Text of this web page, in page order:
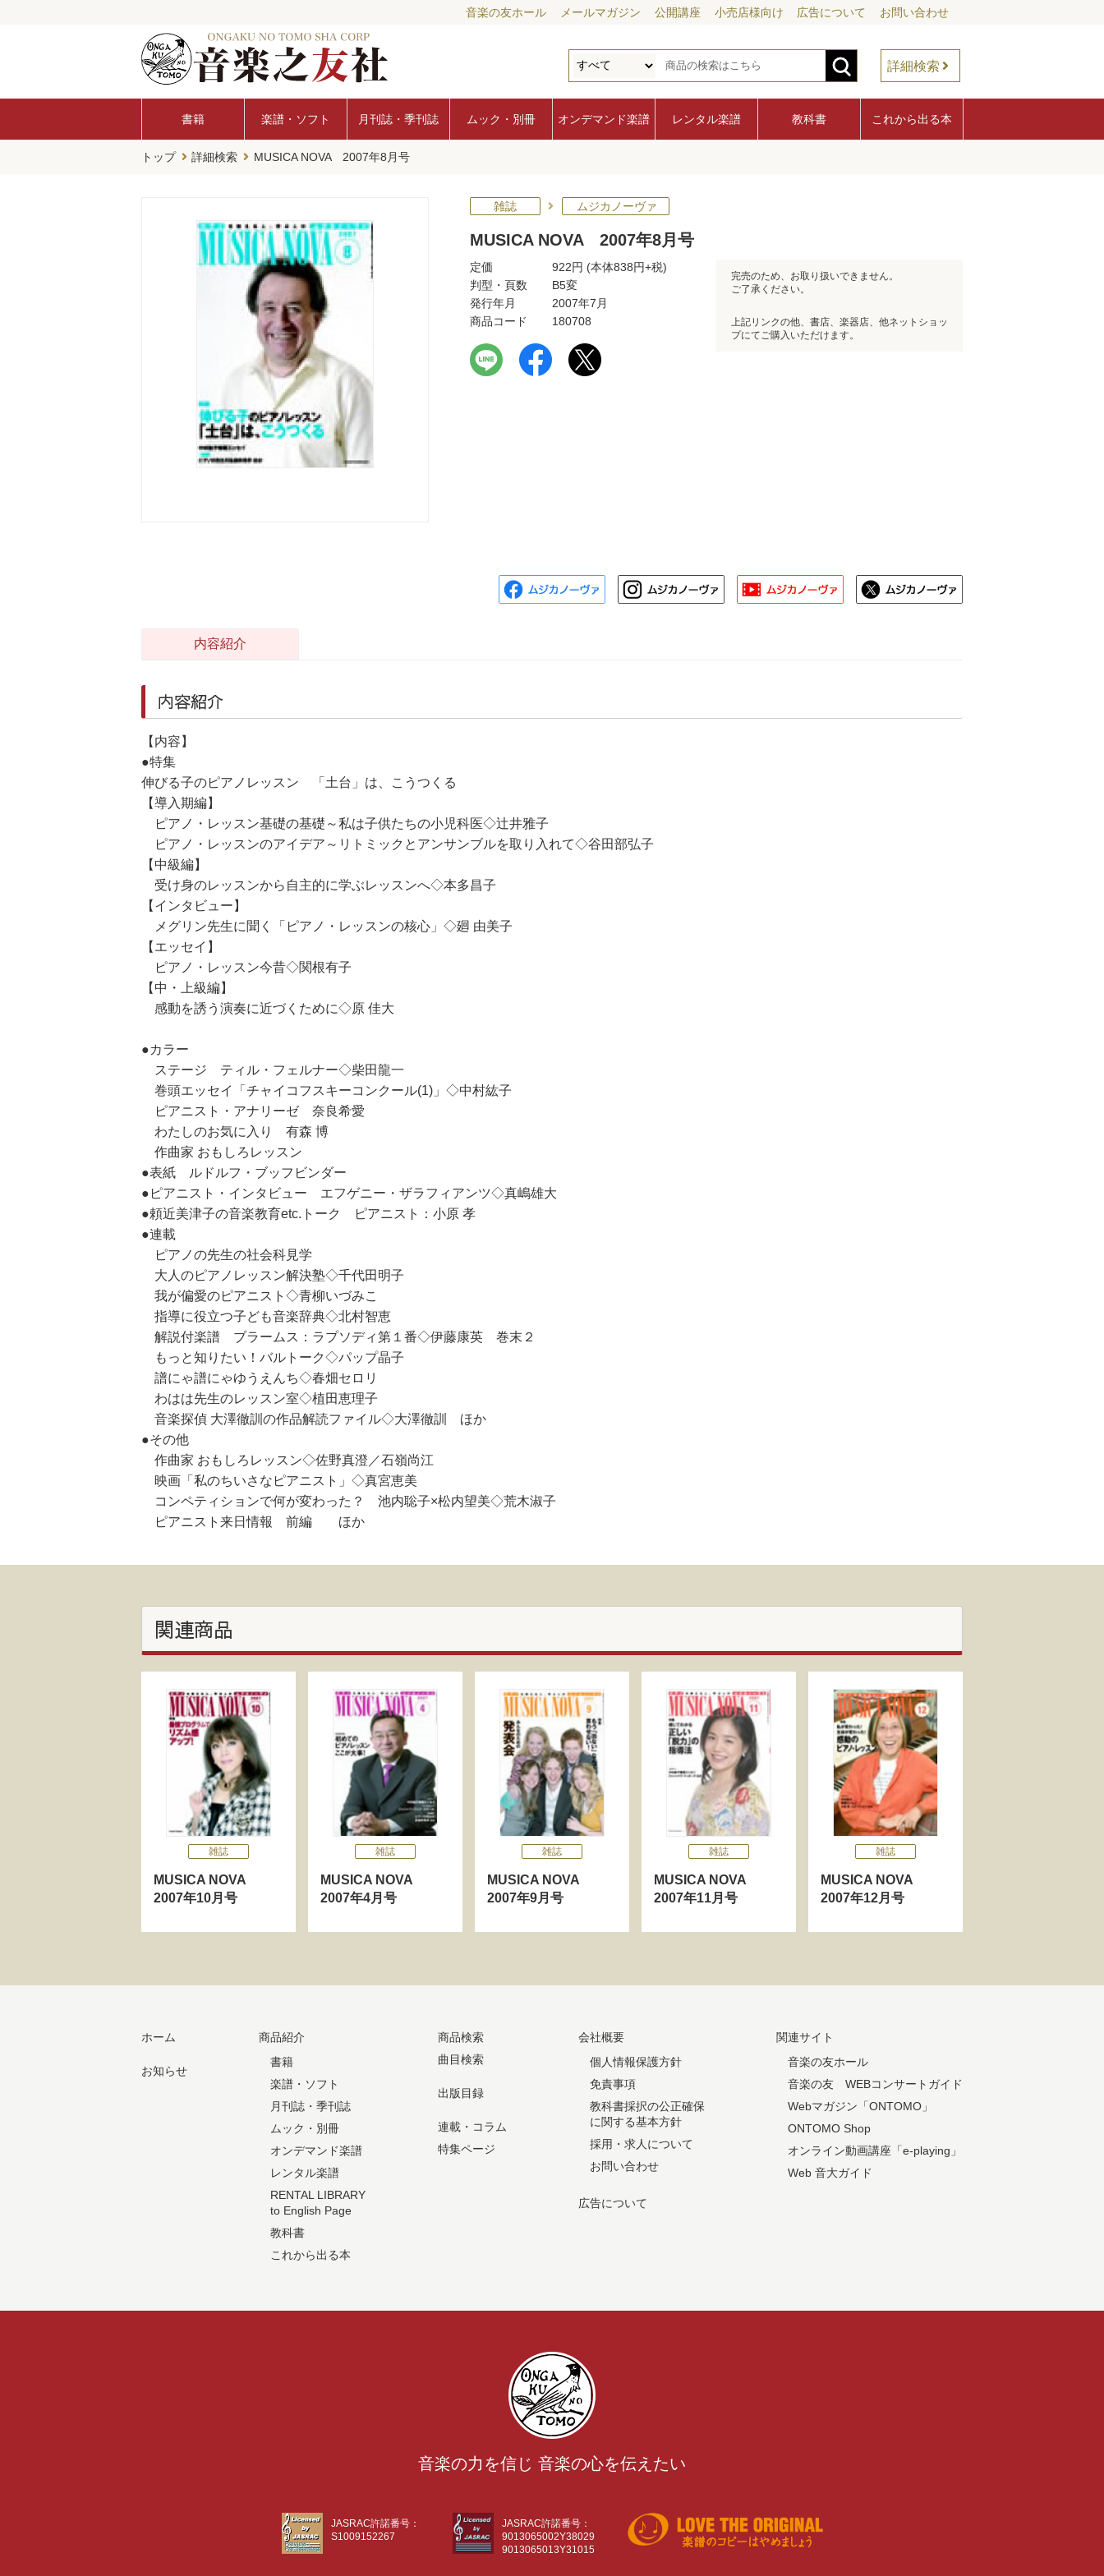
音楽の友ホール メールマガジン 公開講座 小売店様向け 広告について お問い合わせ
詳細検索
書籍 楽譜・ソフト 月刊誌・季刊誌 ムック・別冊 オンデマンド楽譜 レンタル楽譜 教科書 これから出る本
トップ 詳細検索 MUSICA NOVA 2007年8月号
雑誌 ムジカノーヴァ
MUSICA NOVA 2007年8月号
定価 922円 (本体838円+税)
判型・頁数
B5変
発行年月
2007年7月
商品コード
180708
完売のため、お取り扱いできません。
ご了承ください。
上記リンクの他、書店、楽器店、他ネットショッ
プにてご購入いただけます。
内容紹介
内容紹介
【内容】
●特集
伸びる子のピアノレッスン 「土台」は、こうつくる
【導入期編】
ピアノ・レッスン基礎の基礎～私は子供たちの小児科医◇辻井雅子
ピアノ・レッスンのアイデア～リトミックとアンサンブルを取り入れて◇谷田部弘子
【中級編】
受け身のレッスンから自主的に学ぶレッスンへ◇本多昌子
【インタビュー】
メグリン先生に聞く「ピアノ・レッスンの核心」◇廻 由美子
【エッセイ】
ピアノ・レッスン今昔◇関根有子
【中・上級編】
感動を誘う演奏に近づくために◇原 佳大
●カラー
ステージ ティル・フェルナー◇柴田龍一
巻頭エッセイ「チャイコフスキーコンクール(1)」◇中村紘子
ピアニスト・アナリーゼ 奈良希愛
わたしのお気に入り 有森 博
作曲家 おもしろレッスン
●表紙 ルドルフ・ブッフビンダー
●ピアニスト・インタビュー エフゲニー・ザラフィアンツ◇真嶋雄大
●頼近美津子の音楽教育etc.トーク ピアニスト：小原 孝
●連載
ピアノの先生の社会科見学
大人のピアノレッスン解決塾◇千代田明子
我が偏愛のピアニスト◇青柳いづみこ
指導に役立つ子ども音楽辞典◇北村智恵
解説付楽譜 ブラームス：ラプソディ第１番◇伊藤康英 巻末２
もっと知りたい！バルトーク◇パップ晶子
譜にゃ譜にゃゆうえんち◇春畑セロリ
わはは先生のレッスン室◇植田恵理子
音楽探偵 大澤徹訓の作品解読ファイル◇大澤徹訓 ほか
●その他
作曲家 おもしろレッスン◇佐野真澄／石嶺尚江
映画「私のちいさなピアニスト」◇真宮恵美
コンペティションで何が変わった？ 池内聡子×松内望美◇荒木淑子
ピアニスト来日情報 前編 ほか
関連商品
雑誌
MUSICA NOVA
2007年10月号
雑誌
MUSICA NOVA
2007年4月号
雑誌
MUSICA NOVA
2007年9月号
雑誌
MUSICA NOVA
2007年11月号
雑誌
MUSICA NOVA
2007年12月号
ホーム
お知らせ
商品紹介
書籍
楽譜・ソフト
月刊誌・季刊誌
ムック・別冊
オンデマンド楽譜
レンタル楽譜
RENTAL LIBRARY
to English Page
教科書
これから出る本
商品検索
曲目検索
出版目録
連載・コラム
特集ページ
会社概要
個人情報保護方針
免責事項
教科書採択の公正確保
に関する基本方針
採用・求人について
お問い合わせ
広告について
関連サイト
音楽の友ホール
音楽の友 WEBコンサートガイド
Webマガジン「ONTOMO」
ONTOMO Shop
オンライン動画講座「e-playing」
Web 音大ガイド
音楽の力を信じ 音楽の心を伝えたい
JASRAC許諾番号：
S1009152267
JASRAC許諾番号：
9013065002Y38029
9013065013Y31015